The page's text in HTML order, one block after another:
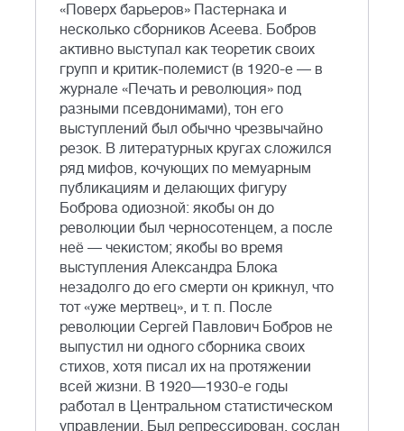
«Поверх барьеров» Пастернака и
несколько сборников Асеева. Бобров
активно выступал как теоретик своих
групп и критик-полемист (в 1920-е — в
журнале «Печать и революция» под
разными псевдонимами), тон его
выступлений был обычно чрезвычайно
резок. В литературных кругах сложился
ряд мифов, кочующих по мемуарным
публикациям и делающих фигуру
Боброва одиозной: якобы он до
революции был черносотенцем, а после
неё — чекистом; якобы во время
выступления Александра Блока
незадолго до его смерти он крикнул, что
тот «уже мертвец», и т. п. После
революции Сергей Павлович Бобров не
выпустил ни одного сборника своих
стихов, хотя писал их на протяжении
всей жизни. В 1920—1930-е годы
работал в Центральном статистическом
управлении. Был репрессирован, сослан